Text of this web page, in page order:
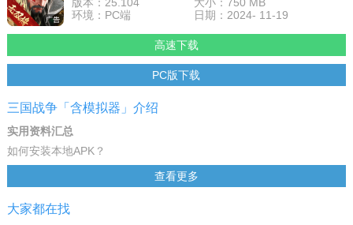
环境：PC端
日期：2024- 11-19
高速下载
PC版下载
三国战争「含模拟器」介绍
实用资料汇总
如何安装本地APK？
如何设置按键？
如何多开模拟器？
查看更多
大家都在找